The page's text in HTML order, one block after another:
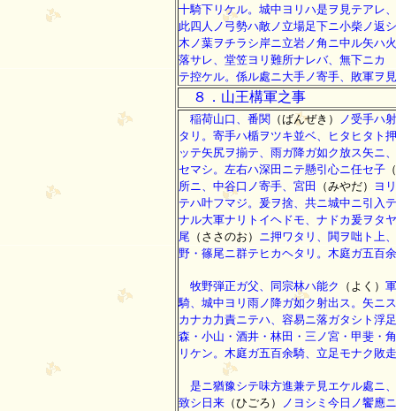
十騎下リケル。城中ヨリハ是ヲ見テアレ
此四人ノ弓勢ハ敵ノ立場足下ニ小柴ノ返
木ノ葉ヲチラシ岸ニ立岩ノ角ニ中ル矢ハ
落サレ、堂笠ヨリ難所ナレバ、無下ニカ
テ控ケル。係ル處ニ大手ノ寄手、敗軍ヲ
８．山王構軍之事
稲荷山口、番関 （ばんぜき）
ノ受手ハ
タリ。寄手ハ楯ヲツキ並ベ、ヒタヒタト
ッテ矢尻ヲ揃テ、雨ガ降ガ如ク放ス矢ニ
セマシ。左右ハ深田ニテ懸引心ニ任セ子
所ニ、中谷口ノ寄手、宮田
（みやだ）
ヨ
テハ叶フマジ。爰ヲ捨、共ニ城中ニ引入
ナル大軍ナリトイヘドモ、ナドカ爰ヲタ
尾 （ささのお）
ニ押ワタリ、閧ヲ咄ト上
野・篠尾ニ群テヒカヘタリ。木庭ガ五百
牧野弾正ガ父、同宗林ハ能ク （よく）
騎、城中ヨリ雨ノ降ガ如ク射出ス。矢ニ
カナカ力責ニテハ、容易ニ落ガタシト浮
森・小山・酒井・林田・三ノ宮・甲斐・
リケン。木庭ガ五百余騎、立足モナク敗
是ニ猶豫シテ味方進兼テ見エケル處ニ
致シ日来 （ひごろ）
ノヨシミ今日ノ饗應